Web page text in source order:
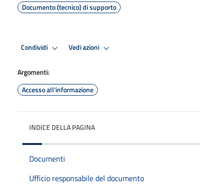
Documento (tecnico) di supporto
Condividi Vedi azioni
Argomenti:
Accesso all'informazione
INDICE DELLA PAGINA
Documenti
Ufficio responsabile del documento